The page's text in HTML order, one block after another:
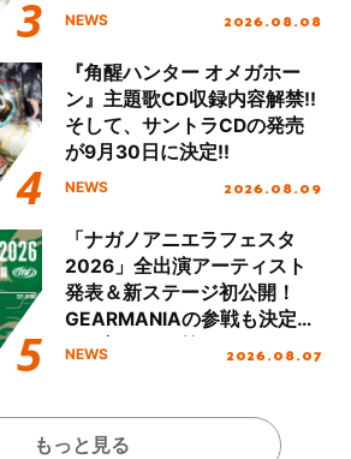
NEWS 2026.08.08
『角醒ハンター オメガホー
ン』主題歌CD収録内容解禁!!
そして、サントラCDの発売
が9月30日に決定!!
NEWS 2026.08.09
「ナガノアニエラフェスタ
2026」全出演アーティスト
発表＆新ステージ初公開！
GEARMANIAの参戦も決定
し、初となる第3ステージの
NEWS 2026.08.07
もっと見る